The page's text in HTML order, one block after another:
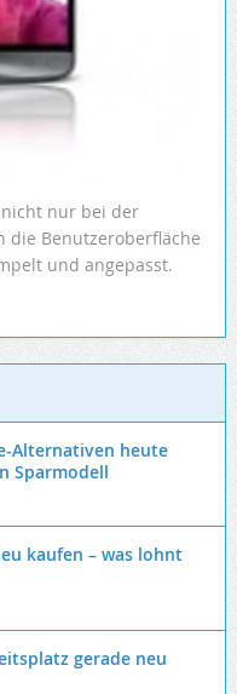
nicht nur bei der
die Benutzeroberfläche
und angepasst.
Alternativen heute
Sparmodell
kaufen – was lohnt
gerade neu